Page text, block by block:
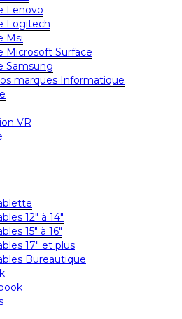
Lenovo
Logitech
Msi
Microsoft Surface
Samsung
marques Informatique
VR
12″ à 14″
15″ à 16″
17″ et plus
Bureautique